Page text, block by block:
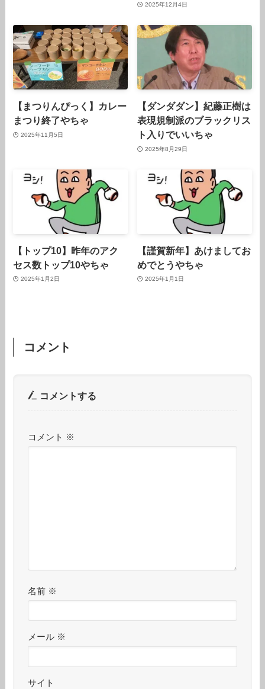
2025年12月4日
【まつりんぴっく】カレー
まつり終了やちゃ
2025年11月5日
【ダンダダン】紀藤正樹は
表現規制派のブラックリス
ト入りでいいちゃ
2025年8月29日
【トップ10】昨年のアク
セス数トップ10やちゃ
2025年1月2日
【謹賀新年】あけましてお
めでとうやちゃ
2025年1月1日
コメント
コメントする
コメント ※
名前 ※
メール ※
サイト